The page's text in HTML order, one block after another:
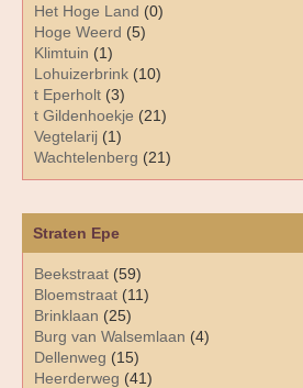
Straten Epe
Beekstraat (59)
Bloemstraat (11)
Brinklaan (25)
Burg van Walsemlaan (4)
Dellenweg (15)
Heerderweg (41)
Het Hoge Land (0)
Hoge Weerd (5)
Klimtuin (1)
Lohuizerbrink (10)
t Eperholt (3)
t Gildenhoekje (21)
Vegtelarij (1)
Wachtelenberg (21)